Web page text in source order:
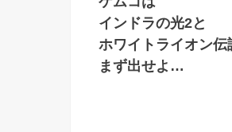
インドラの光2と
ホワイトライオン伝
まず出せよ…